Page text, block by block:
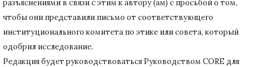
разъяснениями в связи с этим к автору (ам) с просьбой о том,
чтобы они представили письмо от соответствующего
институционального комитета по этике или совета, который
одобрил исследование.
Редакция будет руководствоваться Руководством CORE для